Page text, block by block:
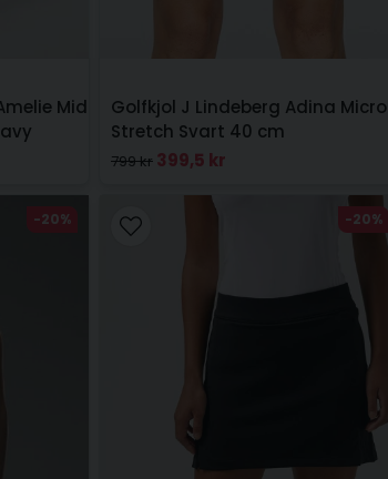
Mid
Golfkjol J Lindeberg Adina Micro
Stretch Svart 40 cm
799 kr 399,5 kr
-20% -20%